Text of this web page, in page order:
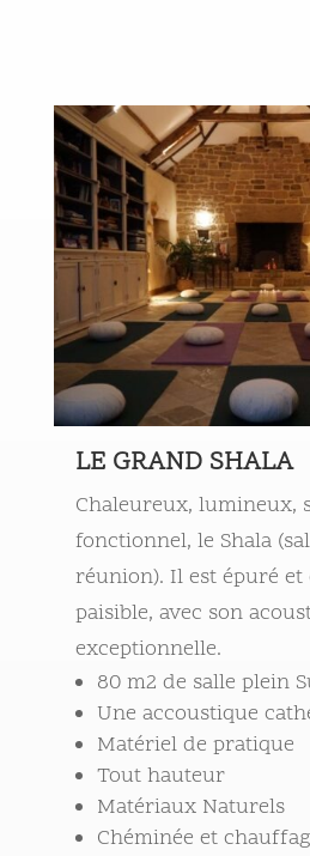
LE GRAND SHALA
Chaleureux, lumineux,
fonctionnel, le Shala
réunion). Il est épuré
paisible, avec son
exceptionnelle.
80 m2 de salle plein
Une accoustique
Matériel de pratique
Tout hauteur
Matériaux Naturels
Chéminée et